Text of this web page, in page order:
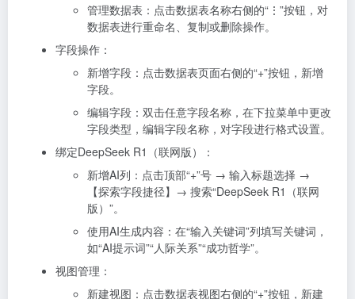
管理数据表：点击数据表名称右侧的“⋮”按钮，对
数据表进行重命名、复制或删除操作。
字段操作：
新增字段：点击数据表页面右侧的“+”按钮，新增
字段。
编辑字段：双击任意字段名称，在下拉菜单中更改
字段类型，编辑字段名称，对字段进行格式设置。
绑定DeepSeek R1（联网版）：
新增AI列：点击顶部“+”号 → 输入标题选择 →
【探索字段捷径】→ 搜索“DeepSeek R1（联网
版）”。
使用AI生成内容：在“输入关键词”列填写关键词，
如“AI提示词”“人际关系”“成功哲学”。
视图管理：
新建视图：点击数据表视图右侧的“+”按钮，新建